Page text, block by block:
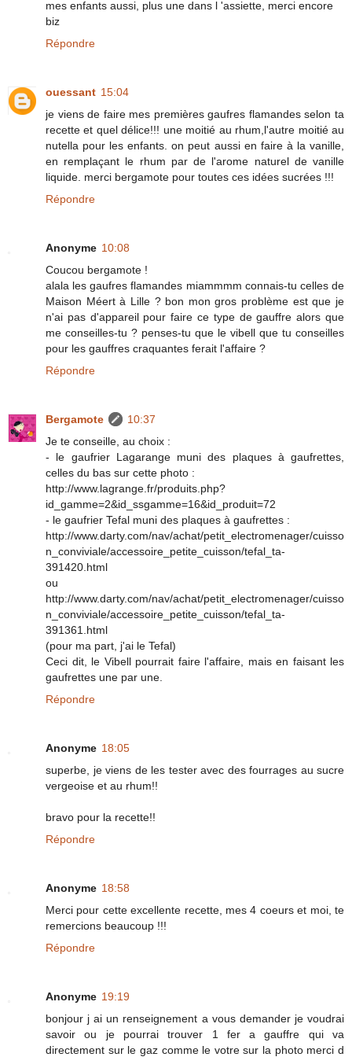
mes enfants aussi, plus une dans l 'assiette, merci encore
biz
Répondre
ouessant 15:04
je viens de faire mes premières gaufres flamandes selon ta
recette et quel délice!!! une moitié au rhum,l'autre moitié au
nutella pour les enfants. on peut aussi en faire à la vanille,
en remplaçant le rhum par de l'arome naturel de vanille
liquide. merci bergamote pour toutes ces idées sucrées !!!
Répondre
Anonyme 10:08
Coucou bergamote !
alala les gaufres flamandes miammmm connais-tu celles de
Maison Méert à Lille ? bon mon gros problème est que je
n'ai pas d'appareil pour faire ce type de gauffre alors que
me conseilles-tu ? penses-tu que le vibell que tu conseilles
pour les gauffres craquantes ferait l'affaire ?
Répondre
Bergamote
10:37
Je te conseille, au choix :
- le gaufrier Lagarange muni des plaques à gaufrettes,
celles du bas sur cette photo :
http://www.lagrange.fr/produits.php?
id_gamme=2&id_ssgamme=16&id_produit=72
- le gaufrier Tefal muni des plaques à gaufrettes :
http://www.darty.com/nav/achat/petit_electromenager/cuisso
n_conviviale/accessoire_petite_cuisson/tefal_ta-
391420.html
ou
http://www.darty.com/nav/achat/petit_electromenager/cuisso
n_conviviale/accessoire_petite_cuisson/tefal_ta-
391361.html
(pour ma part, j'ai le Tefal)
Ceci dit, le Vibell pourrait faire l'affaire, mais en faisant les
gaufrettes une par une.
Répondre
Anonyme 18:05
superbe, je viens de les tester avec des fourrages au sucre
vergeoise et au rhum!!
bravo pour la recette!!
Répondre
Anonyme 18:58
Merci pour cette excellente recette, mes 4 coeurs et moi, te
remercions beaucoup !!!
Répondre
Anonyme 19:19
bonjour j ai un renseignement a vous demander je voudrai
savoir ou je pourrai trouver 1 fer a gauffre qui va
directement sur le gaz comme le votre sur la photo merci d